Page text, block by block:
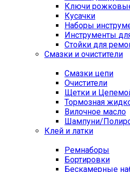
Ключи
Кусачки
Наборы
Инструменты
Стойки для
Смазки и очистители
Смазки цепи
Очистители
Щетки и
Тормозная
Вилочное масло
Шампуни/
Клей и латки
Ремнаборы
Бортировки
Бескамерные